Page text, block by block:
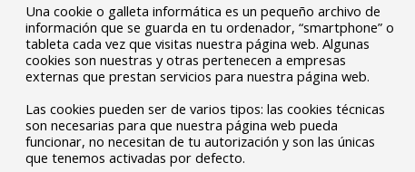
Una cookie o galleta informática es un pequeño archivo de
información que se guarda en tu ordenador, “smartphone” o
tableta cada vez que visitas nuestra página web. Algunas
cookies son nuestras y otras pertenecen a empresas
externas que prestan servicios para nuestra página web.
Las cookies pueden ser de varios tipos: las cookies técnicas
son necesarias para que nuestra página web pueda
funcionar, no necesitan de tu autorización y son las únicas
que tenemos activadas por defecto.